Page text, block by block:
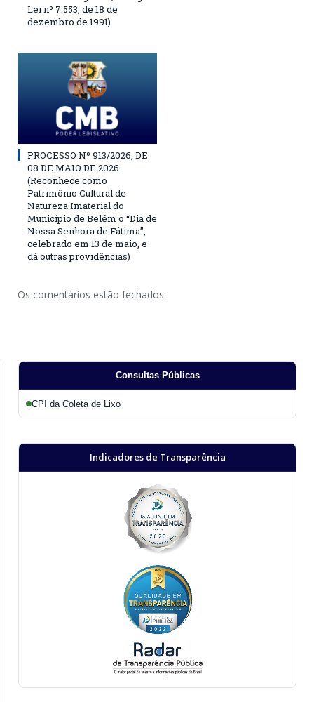
Lei nº 7.553, de 18 de
dezembro de 1991)
PROCESSO Nº 913/2026, DE
08 DE MAIO DE 2026
(Reconhece como
Patrimônio Cultural de
Natureza Imaterial do
Município de Belém o “Dia de
Nossa Senhora de Fátima”,
celebrado em 13 de maio, e
dá outras providências)
Os comentários estão fechados.
Consultas Públicas
CPI da Coleta de Lixo
Indicadores de Transparência